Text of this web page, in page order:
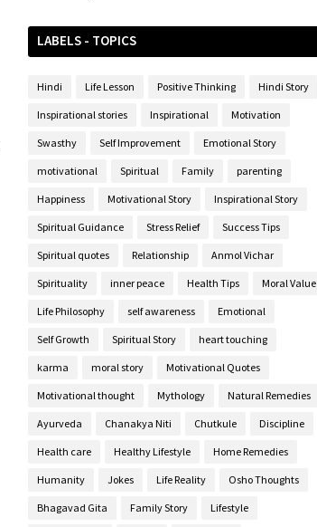
LABELS - TOPICS
Hindi Life Lesson Positive Thinking Hindi Story
Inspirational stories Inspirational Motivation
Swasthy Self Improvement Emotional Story
motivational Spiritual Family parenting
Happiness Motivational Story Inspirational Story
Spiritual Guidance Stress Relief Success Tips
Spiritual quotes Relationship Anmol Vichar
Spirituality inner peace Health Tips Moral Value
Life Philosophy self awareness Emotional
Self Growth Spiritual Story heart touching
karma moral story Motivational Quotes
Motivational thought Mythology Natural Remedies
Ayurveda Chanakya Niti Chutkule Discipline
Health care Healthy Lifestyle Home Remedies
Humanity Jokes Life Reality Osho Thoughts
Bhagavad Gita Family Story Lifestyle